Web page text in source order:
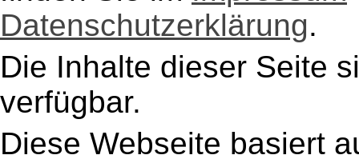
Datenschutzerklärung.
Die Inhalte dieser Seite
verfügbar.
Diese Webseite basiert